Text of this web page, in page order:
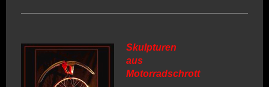
Skulpturen
aus
Motorradschrott